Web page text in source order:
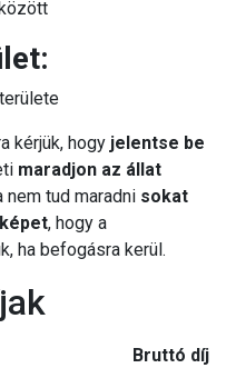
kérjük, hogy jelentse be
maradjon az állat
nem tud maradni sokat
, hogy a
ha befogásra kerül.
Bruttó díj